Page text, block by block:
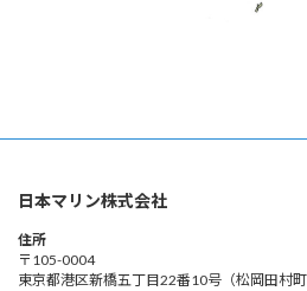
日本マリン株式会社
住所
〒105-0004
東京都港区新橋五丁目22番10号（松岡田村町